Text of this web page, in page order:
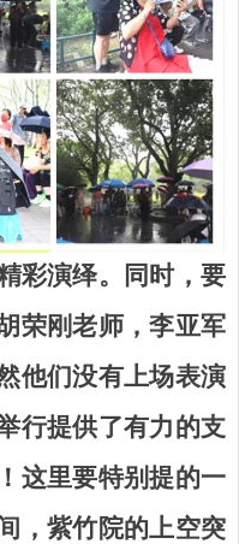
彩演绎。
同时，要
荣刚老师，李亚军
他们没有上场表演
行提供了有力的支
这里要特别提的一
，紫竹院的上空突